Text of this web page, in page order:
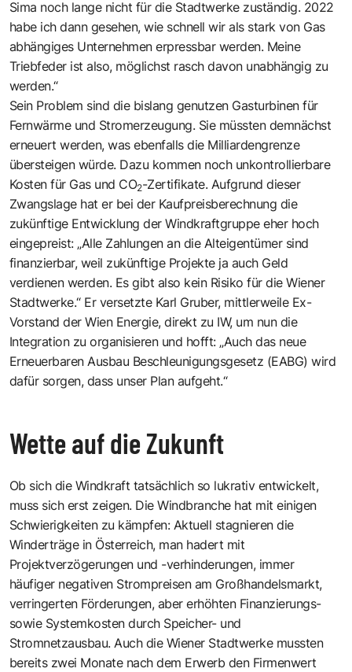
Sima noch lange nicht für die Stadtwerke zuständig. 2022
habe ich dann gesehen, wie schnell wir als stark von Gas
abhängiges Unternehmen erpressbar werden. Meine
Triebfeder ist also, möglichst rasch davon unabhängig zu
werden.“
Sein Problem sind die bislang genutzen Gasturbinen für
Fernwärme und Stromerzeugung. Sie müssten demnächst
erneuert werden, was ebenfalls die Milliardengrenze
übersteigen würde. Dazu kommen noch unkontrollierbare
Kosten für Gas und CO2-Zertifikate. Aufgrund dieser
Zwangslage hat er bei der Kaufpreisberechnung die
zukünftige Entwicklung der Windkraftgruppe eher hoch
eingepreist: „Alle Zahlungen an die Alteigentümer sind
finanzierbar, weil zukünftige Projekte ja auch Geld
verdienen werden. Es gibt also kein Risiko für die Wiener
Stadtwerke.“ Er versetzte Karl Gruber, mittlerweile Ex-
Vorstand der Wien Energie, direkt zu IW, um nun die
Integration zu organisieren und hofft: „Auch das neue
Erneuerbaren Ausbau Beschleunigungsgesetz (EABG) wird
dafür sorgen, dass unser Plan aufgeht.“
Wette auf die Zukunft
Ob sich die Windkraft tatsächlich so lukrativ entwickelt,
muss sich erst zeigen. Die Windbranche hat mit einigen
Schwierigkeiten zu kämpfen: Aktuell stagnieren die
Winderträge in Österreich, man hadert mit
Projektverzögerungen und -verhinderungen, immer
häufiger negativen Strompreisen am Großhandelsmarkt,
verringerten Förderungen, aber erhöhten Finanzierungs-
sowie Systemkosten durch Speicher- und
Stromnetzausbau. Auch die Wiener Stadtwerke mussten
bereits zwei Monate nach dem Erwerb den Firmenwert